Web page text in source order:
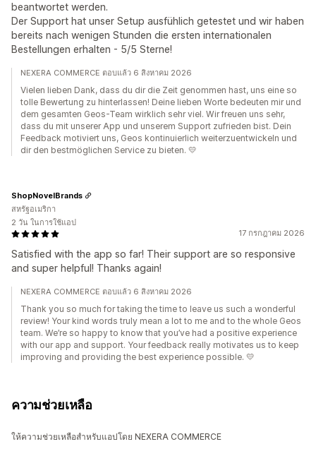
beantwortet werden.
Der Support hat unser Setup ausfühlich getestet und wir haben
bereits nach wenigen Stunden die ersten internationalen
Bestellungen erhalten - 5/5 Sterne!
NEXERA COMMERCE ตอบแล้ว 6 สิงหาคม 2026
Vielen lieben Dank, dass du dir die Zeit genommen hast, uns eine so
tolle Bewertung zu hinterlassen! Deine lieben Worte bedeuten mir und
dem gesamten Geos-Team wirklich sehr viel. Wir freuen uns sehr,
dass du mit unserer App und unserem Support zufrieden bist. Dein
Feedback motiviert uns, Geos kontinuierlich weiterzuentwickeln und
dir den bestmöglichen Service zu bieten. 💛
17 กรกฎาคม 2026
Satisfied with the app so far! Their support are so responsive
and super helpful! Thanks again!
ShopNovelBrands
สหรัฐอเมริกา
2 วัน ในการใช้แอป
NEXERA COMMERCE ตอบแล้ว 6 สิงหาคม 2026
Thank you so much for taking the time to leave us such a wonderful
review! Your kind words truly mean a lot to me and to the whole Geos
team. We’re so happy to know that you’ve had a positive experience
with our app and support. Your feedback really motivates us to keep
improving and providing the best experience possible. 💛
ความช่วยเหลือ
ให้ความช่วยเหลือสำหรับแอปโดย NEXERA COMMERCE